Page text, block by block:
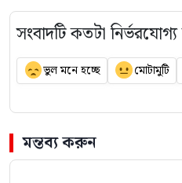
সংবাদটি কতটা
ভুল মনে হচ্ছে মোটামুটি
মন্তব্য করুন